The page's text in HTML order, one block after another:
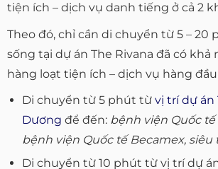
tiện ích – dịch vụ danh tiếng ở cả 2
Theo đó, chỉ cần di chuyển từ 5 – 20
sống tại dự án The Rivana đã có khả
hàng loạt tiện ích – dịch vụ hàng
Di chuyển từ 5 phút từ vị trí dự án
Dương để đến: bệnh viện Quốc tế
bệnh viện Quốc tế Becamex, siêu
Di chuyển từ 10 phút từ vị trí dự